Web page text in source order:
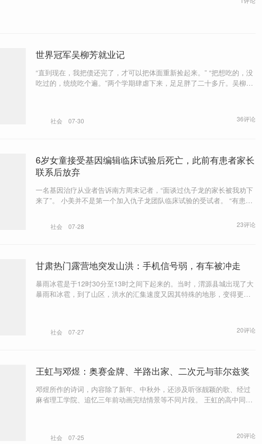
世界冠军吴柳芳就业记
“直到现在，我把债还完了，才可以把体面重新捡起来。” “把想吃的，没
吃过的，统统吃个遍。”两个学期肆虐下来，足足胖了二十多斤。吴柳芳
社会 07-30 36评论
6岁女童接受基因编辑临床试验后死亡，此前有患者家长
联系后放弃
一名基因治疗从业者告诉南方周末记者，“面谈过仇子龙的家长被我劝下
来了”。 小美并不是第一个加入仇子龙团队临床试验的受试者。 “有患者
明确和严格的监管要求。
社会 07-28 23评论
甘肃热门露营地突发山洪：手机信号弱，有车被冲走
暴雨冰雹是于12时30分至13时之间下起来的。当时，渭源县城出现了大
暴雨和冰雹，到了山区，洪水的汇集速度又因其特殊的地形，变得更
社会 07-27 20评论
王虹与邓煜：奥赛金牌、半路出家、二次元与菲尔兹奖
邓煜所作的诗词，内容除了新年、中秋外，还涉及听张靓颖的歌、经过
麻省理工学院、追忆三年前动画完结情景等不同片段。 王虹的高中同学
社会 07-25 20评论